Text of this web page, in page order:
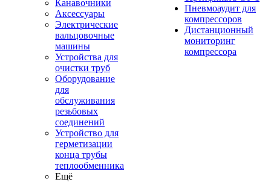
Канавочники
Аксессуары
Электрические
вальцовочные
машины
Устройства для
очистки труб
Оборудование
для
обслуживания
резьбовых
соединений
Устройство для
герметизации
конца трубы
теплообменника
Ещё
Пневмоаудит для
компрессоров
Дистанционный
мониторинг
компрессора